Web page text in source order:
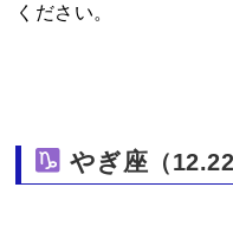
ください。
やぎ座 （